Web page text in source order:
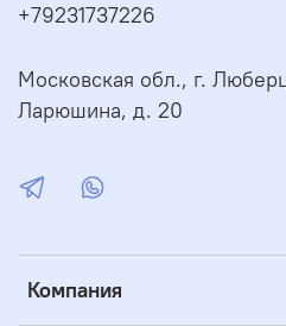
Компания
+79231737226
Московская обл., г.
Ларюшина, д. 20